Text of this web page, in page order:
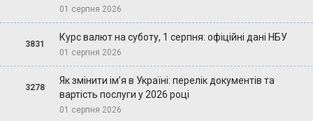
01 серпня 2026
3831
Курс валют на суботу, 1 серпня: офіційні дані НБУ
01 серпня 2026
3278
Як змінити ім’я в Україні: перелік документів та
вартість послуги у 2026 році
01 серпня 2026